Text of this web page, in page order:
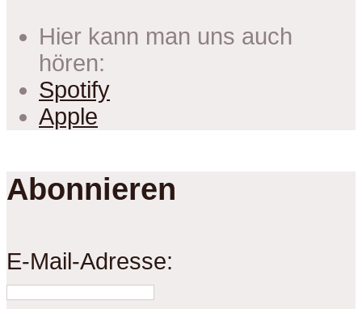
Hier kann man uns auch
hören:
Spotify
Apple
Abonnieren
E-Mail-Adresse: